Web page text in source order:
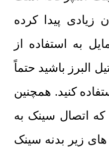
زیادی پیدا کرده
به استفاده از
البرز باشید حتماً
کنید. همچنین
که اتصال سینک به
زیر بدنه سینک